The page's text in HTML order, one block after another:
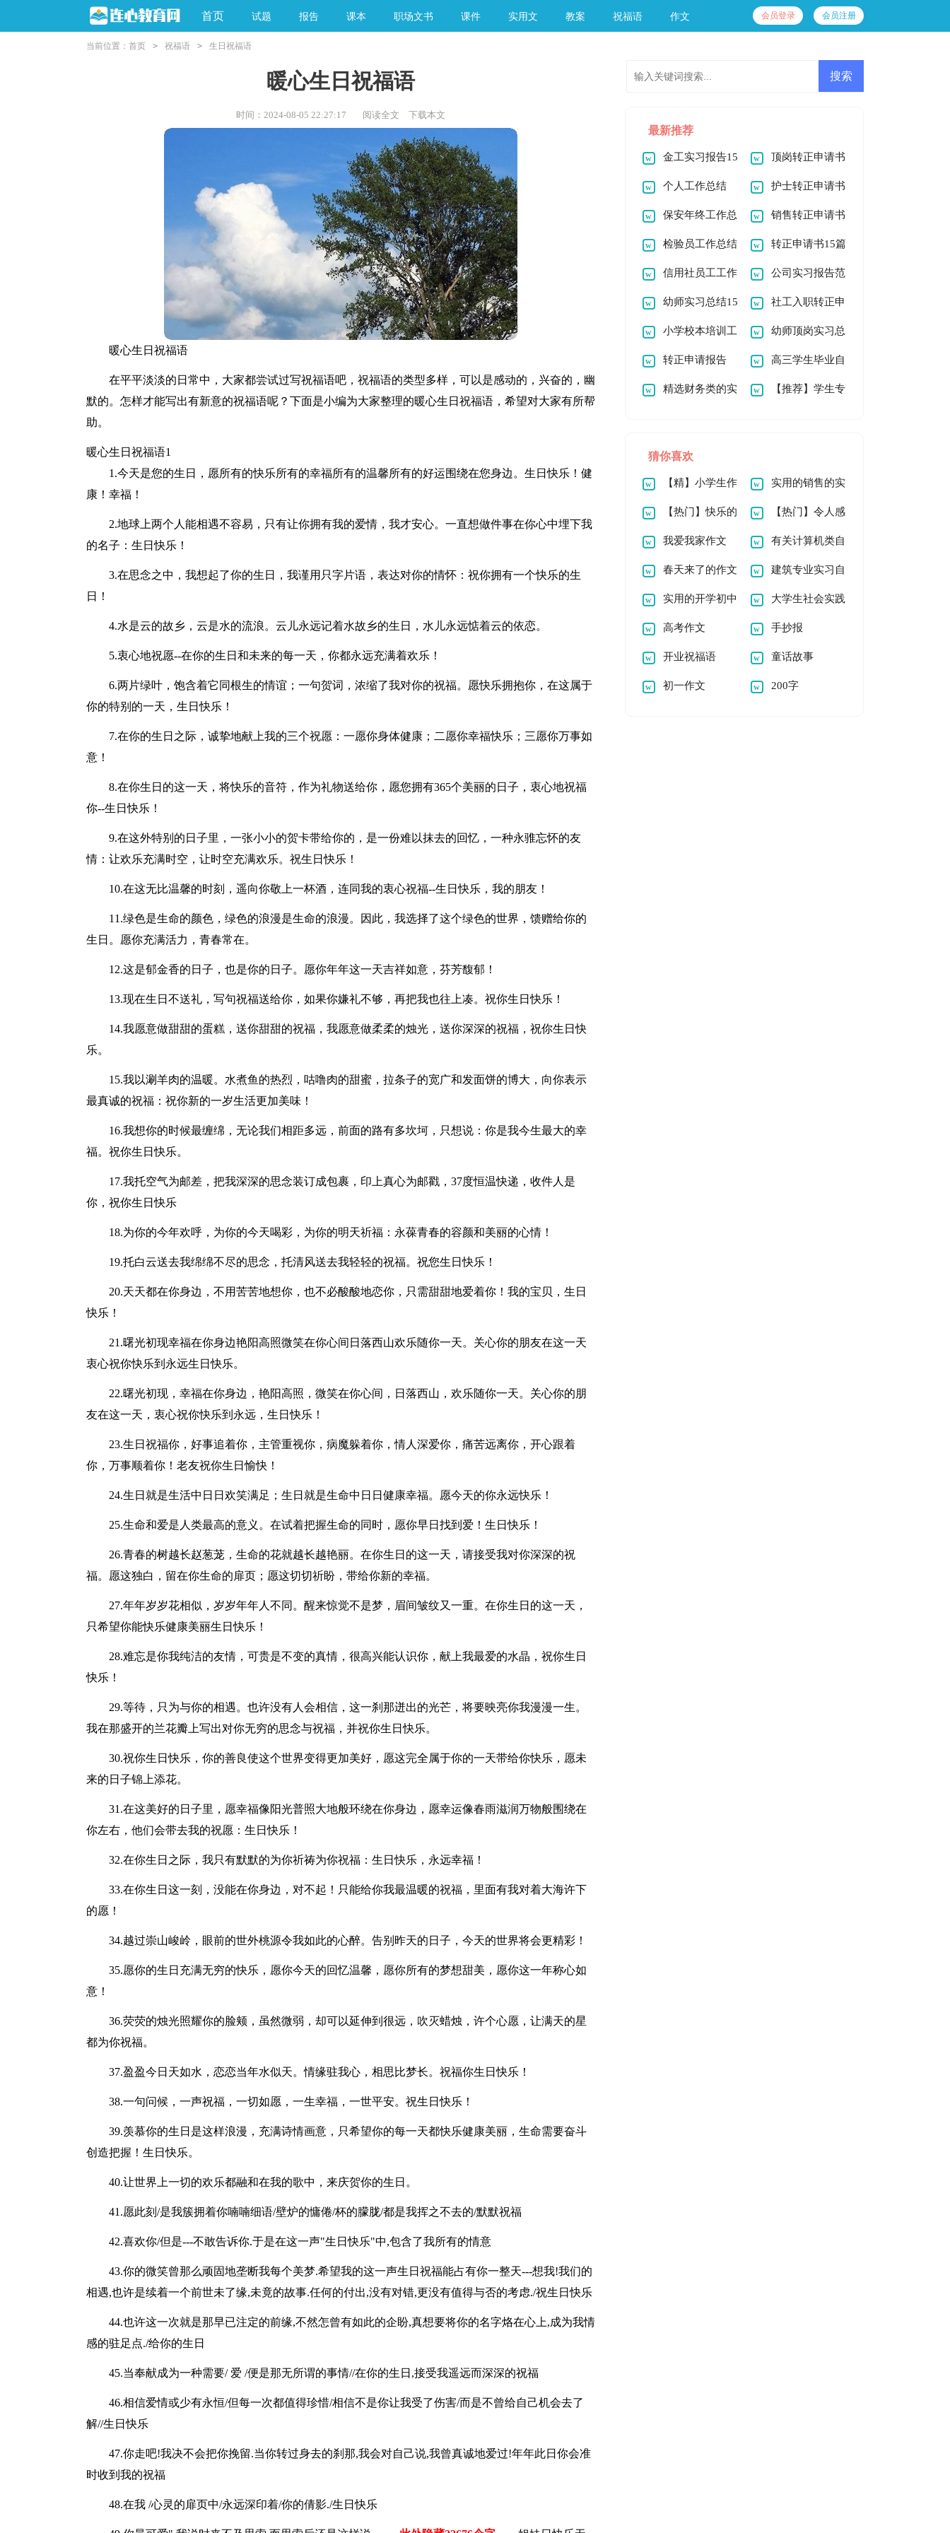
首页 试题 报告 课本 职场文书 课件 实用文 教案 祝福语 作文 会员登录 会员注册
当前位置： 首页 > 祝福语 > 生日祝福语
暖心生日祝福语
时间：2024-08-05 22:27:17 阅读全文 下载本文
暖心生日祝福语
在平平淡淡的日常中，大家都尝试过写祝福语吧，祝福语的类型多样，可以是感动的，兴奋的，幽
默的。怎样才能写出有新意的祝福语呢？下面是小编为大家整理的暖心生日祝福语，希望对大家有所帮
助。
暖心生日祝福语1
1.今天是您的生日，愿所有的快乐所有的幸福所有的温馨所有的好运围绕在您身边。生日快乐！健
康！幸福！
2.地球上两个人能相遇不容易，只有让你拥有我的爱情，我才安心。一直想做件事在你心中埋下我
的名子：生日快乐！
3.在思念之中，我想起了你的生日，我谨用只字片语，表达对你的情怀：祝你拥有一个快乐的生
日！
4.水是云的故乡，云是水的流浪。云儿永远记着水故乡的生日，水儿永远惦着云的依恋。
5.衷心地祝愿--在你的生日和未来的每一天，你都永远充满着欢乐！
6.两片绿叶，饱含着它同根生的情谊；一句贺词，浓缩了我对你的祝福。愿快乐拥抱你，在这属于
你的特别的一天，生日快乐！
7.在你的生日之际，诚挚地献上我的三个祝愿：一愿你身体健康；二愿你幸福快乐；三愿你万事如
意！
8.在你生日的这一天，将快乐的音符，作为礼物送给你，愿您拥有365个美丽的日子，衷心地祝福
你--生日快乐！
9.在这外特别的日子里，一张小小的贺卡带给你的，是一份难以抹去的回忆，一种永骓忘怀的友
情：让欢乐充满时空，让时空充满欢乐。祝生日快乐！
10.在这无比温馨的时刻，遥向你敬上一杯酒，连同我的衷心祝福--生日快乐，我的朋友！
11.绿色是生命的颜色，绿色的浪漫是生命的浪漫。因此，我选择了这个绿色的世界，馈赠给你的
生日。愿你充满活力，青春常在。
12.这是郁金香的日子，也是你的日子。愿你年年这一天吉祥如意，芬芳馥郁！
13.现在生日不送礼，写句祝福送给你，如果你嫌礼不够，再把我也往上凑。祝你生日快乐！
14.我愿意做甜甜的蛋糕，送你甜甜的祝福，我愿意做柔柔的烛光，送你深深的祝福，祝你生日快
乐。
15.我以涮羊肉的温暖。水煮鱼的热烈，咕噜肉的甜蜜，拉条子的宽广和发面饼的博大，向你表示
最真诚的祝福：祝你新的一岁生活更加美味！
16.我想你的时候最缠绵，无论我们相距多远，前面的路有多坎坷，只想说：你是我今生最大的幸
福。祝你生日快乐。
17.我托空气为邮差，把我深深的思念装订成包裹，印上真心为邮戳，37度恒温快递，收件人是
你，祝你生日快乐
18.为你的今年欢呼，为你的今天喝彩，为你的明天祈福：永葆青春的容颜和美丽的心情！
19.托白云送去我绵绵不尽的思念，托清风送去我轻轻的祝福。祝您生日快乐！
20.天天都在你身边，不用苦苦地想你，也不必酸酸地恋你，只需甜甜地爱着你！我的宝贝，生日
快乐！
21.曙光初现幸福在你身边艳阳高照微笑在你心间日落西山欢乐随你一天。关心你的朋友在这一天
衷心祝你快乐到永远生日快乐。
22.曙光初现，幸福在你身边，艳阳高照，微笑在你心间，日落西山，欢乐随你一天。关心你的朋
友在这一天，衷心祝你快乐到永远，生日快乐！
23.生日祝福你，好事追着你，主管重视你，病魔躲着你，情人深爱你，痛苦远离你，开心跟着
你，万事顺着你！老友祝你生日愉快！
24.生日就是生活中日日欢笑满足；生日就是生命中日日健康幸福。愿今天的你永远快乐！
25.生命和爱是人类最高的意义。在试着把握生命的同时，愿你早日找到爱！生日快乐！
26.青春的树越长赵葱茏，生命的花就越长越艳丽。在你生日的这一天，请接受我对你深深的祝
福。愿这独白，留在你生命的扉页；愿这切切祈盼，带给你新的幸福。
27.年年岁岁花相似，岁岁年年人不同。醒来惊觉不是梦，眉间皱纹又一重。在你生日的这一天，
只希望你能快乐健康美丽生日快乐！
28.难忘是你我纯洁的友情，可贵是不变的真情，很高兴能认识你，献上我最爱的水晶，祝你生日
快乐！
29.等待，只为与你的相遇。也许没有人会相信，这一刹那迸出的光芒，将要映亮你我漫漫一生。
我在那盛开的兰花瓣上写出对你无穷的思念与祝福，并祝你生日快乐。
30.祝你生日快乐，你的善良使这个世界变得更加美好，愿这完全属于你的一天带给你快乐，愿未
来的日子锦上添花。
31.在这美好的日子里，愿幸福像阳光普照大地般环绕在你身边，愿幸运像春雨滋润万物般围绕在
你左右，他们会带去我的祝愿：生日快乐！
32.在你生日之际，我只有默默的为你祈祷为你祝福：生日快乐，永远幸福！
33.在你生日这一刻，没能在你身边，对不起！只能给你我最温暖的祝福，里面有我对着大海许下
的愿！
34.越过崇山峻岭，眼前的世外桃源令我如此的心醉。告别昨天的日子，今天的世界将会更精彩！
35.愿你的生日充满无穷的快乐，愿你今天的回忆温馨，愿你所有的梦想甜美，愿你这一年称心如
意！
36.荧荧的烛光照耀你的脸颊，虽然微弱，却可以延伸到很远，吹灭蜡烛，许个心愿，让满天的星
都为你祝福。
37.盈盈今日天如水，恋恋当年水似天。情缘驻我心，相思比梦长。祝福你生日快乐！
38.一句问候，一声祝福，一切如愿，一生幸福，一世平安。祝生日快乐！
39.羡慕你的生日是这样浪漫，充满诗情画意，只希望你的每一天都快乐健康美丽，生命需要奋斗
创造把握！生日快乐。
40.让世界上一切的欢乐都融和在我的歌中，来庆贺你的生日。
41.愿此刻/是我簇拥着你喃喃细语/壁炉的慵倦/杯的朦胧/都是我挥之不去的/默默祝福
42.喜欢你/但是---不敢告诉你.于是在这一声"生日快乐"中,包含了我所有的情意
43.你的微笑曾那么顽固地垄断我每个美梦.希望我的这一声生日祝福能占有你一整天---想我!我们的
相遇,也许是续着一个前世未了缘,未竟的故事.任何的付出,没有对错,更没有值得与否的考虑./祝生日快乐
44.也许这一次就是那早已注定的前缘,不然怎曾有如此的企盼,真想要将你的名字烙在心上,成为我情
感的驻足点./给你的生日
45.当奉献成为一种需要/ 爱 /便是那无所谓的事情//在你的生日,接受我遥远而深深的祝福
46.相信爱情或少有永恒/但每一次都值得珍惜/相信不是你让我受了伤害/而是不曾给自己机会去了
解//生日快乐
47.你走吧!我决不会把你挽留.当你转过身去的刹那,我会对自己说,我曾真诚地爱过!年年此日你会准
时收到我的祝福
48.在我 /心灵的扉页中/永远深印着/你的倩影./生日快乐
最新推荐
金工实习报告15
篇
顶岗转正申请书
个人工作总结
(通用15篇)
护士转正申请书
保安年终工作总
结
销售转正申请书
检验员工作总结 转正申请书15篇
信用社员工工作
总结
公司实习报告范
文汇总10篇
幼师实习总结15
篇
社工入职转正申
请书
小学校本培训工
作总结
幼师顶岗实习总
结
转正申请报告 高三学生毕业自
我鉴定
精选财务类的实 【推荐】学生专
猜你喜欢
【精】小学生作
文
实用的销售的实
习报告4篇
【热门】快乐的
新年作文600字6篇
【热门】令人感
动的一件事作文
我爱我家作文
400字（通用15篇）
有关计算机类自
荐信锦集7篇
春天来了的作文
300字六篇
建筑专业实习自
我鉴定
实用的开学初中
作文300字四篇
大学生社会实践
报告集锦15篇
高考作文 手抄报
开业祝福语 童话故事
初一作文 200字